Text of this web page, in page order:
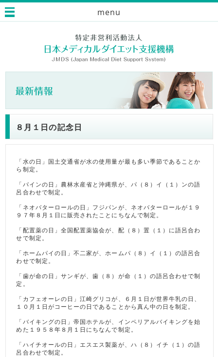
menu
８月１日の記念日
「水の日」国土交通省が水の使用量が最も多い季節であることか
ら制定。
「パインの日」農林水産省と沖縄県が、パ（８）イ（１）ンの語
呂合わせで制定。
「ネオバターロールの日」フジパンが、ネオバターロールが１９
９７年８月１日に販売されたことにちなんで制定。
「配置薬の日」全国配置薬協会が、配（８）置（１）に語呂合わ
せで制定。
「ホームパイの日」不二家が、ホームパ（８）イ（１）の語呂合
わせで制定。
「歯が命の日」サンギが、歯（８）が命（１）の語呂合わせで制
定。
「カフェオーレの日」江崎グリコが、６月１日が世界牛乳の日、
１０月１日がコーヒーの日であることから真ん中の日を制定。
「バイキングの日」帝国ホテルが、インペリアルバイキングを始
めた１９５８年８月１日にちなんで制定。
「ハイチオールの日」エスエス製薬が、ハ（８）イチ（１）の語
呂合わせで制定。